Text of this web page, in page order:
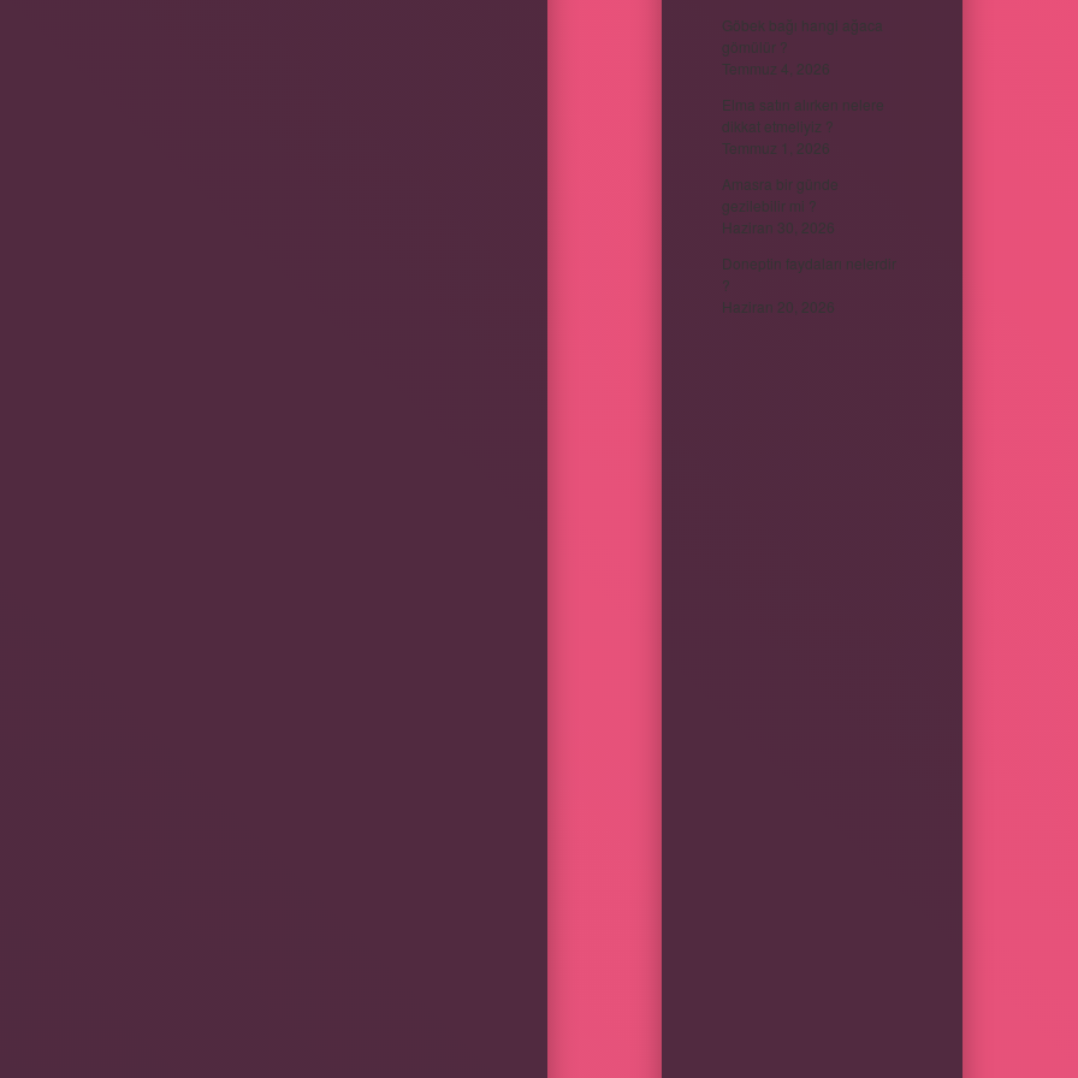
Göbek bağı hangi ağaca
gömülür ?
Temmuz 4, 2026
Elma satın alırken nelere
dikkat etmeliyiz ?
Temmuz 1, 2026
Amasra bir günde
gezilebilir mi ?
Haziran 30, 2026
Doneptin faydaları nelerdir
?
Haziran 20, 2026